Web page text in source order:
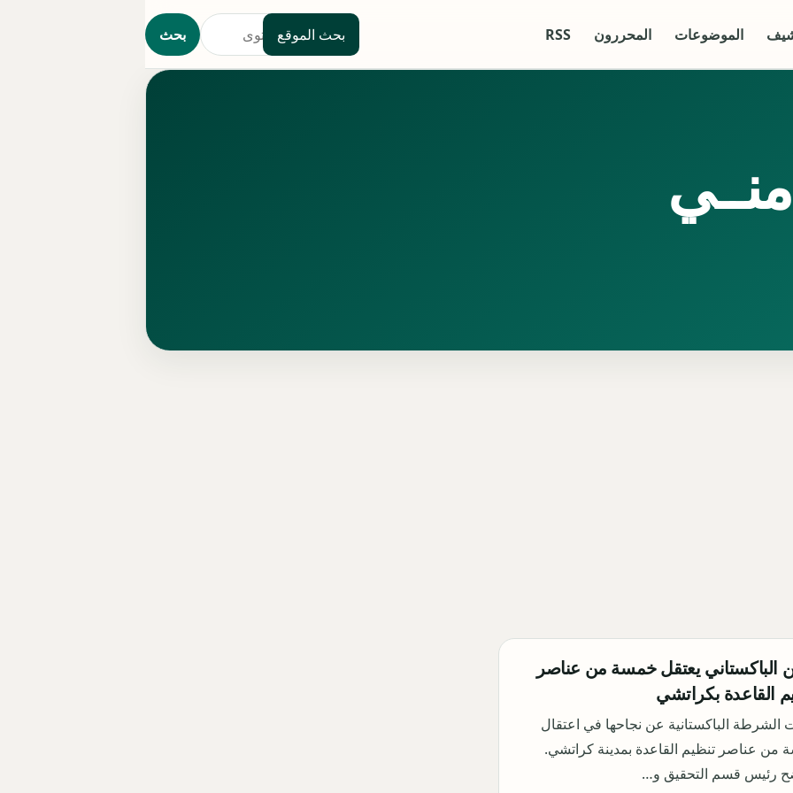
الموضوعات المحررون RSS بحث الموقع بحث
الباكستاني يعتقل خمسة من عناصر
القاعدة بكراتشي
الشرطة الباكستانية عن نجاحها في اعتقال
من عناصر تنظيم القاعدة بمدينة كراتشي.
رئيس قسم التحقيق و…